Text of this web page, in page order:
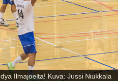
Ilmajoelta! Kuva: Jussi Niukkala